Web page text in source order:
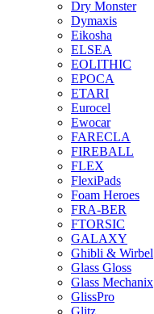
Dry Monster
Dymaxis
Eikosha
ELSEA
EOLITHIC
EPOCA
ETARI
Eurocel
Ewocar
FARECLA
FIREBALL
FLEX
FlexiPads
Foam Heroes
FRA-BER
FTORSIC
GALAXY
Ghibli & Wirbel
Glass Gloss
Glass Mechanix
GlissPro
Glitz